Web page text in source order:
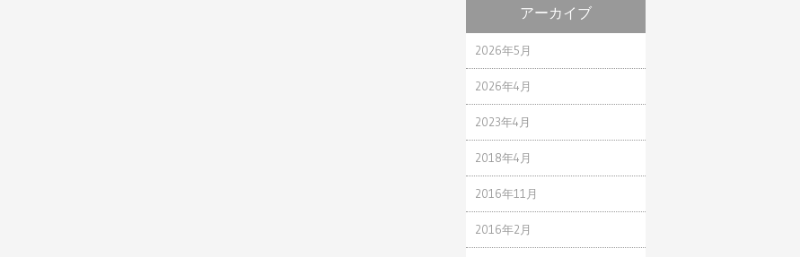
アーカイブ
2026年5月
2026年4月
2023年4月
2018年4月
2016年11月
2016年2月